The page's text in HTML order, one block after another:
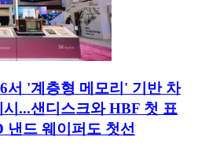
서 '계층형 메모리' 기반 차
...샌디스크와 HBF 첫 표
낸드 웨이퍼도 첫선